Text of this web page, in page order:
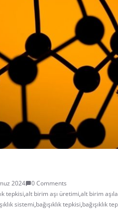
2024
0 Comments
tepkisi,alt birim aşı üretimi,alt birim
sistemi,bağışıklık tepkisi,bağışıklık